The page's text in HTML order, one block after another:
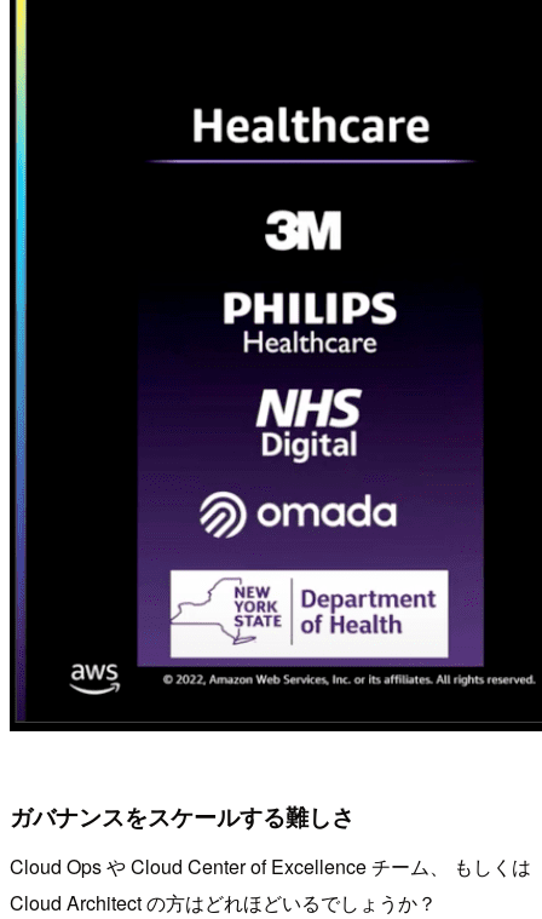
ガバナンスをスケールする難しさ
Cloud Ops や Cloud Center of Excellence チーム、 もしくは
Cloud Architect の方はどれほどいるでしょうか？